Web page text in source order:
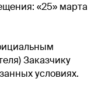
«25» марта
Заказчику
условиях.